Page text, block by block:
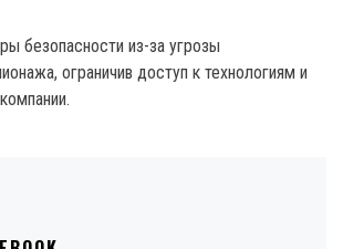
безопасности из-за угрозы
ограничив доступ к технологиям и